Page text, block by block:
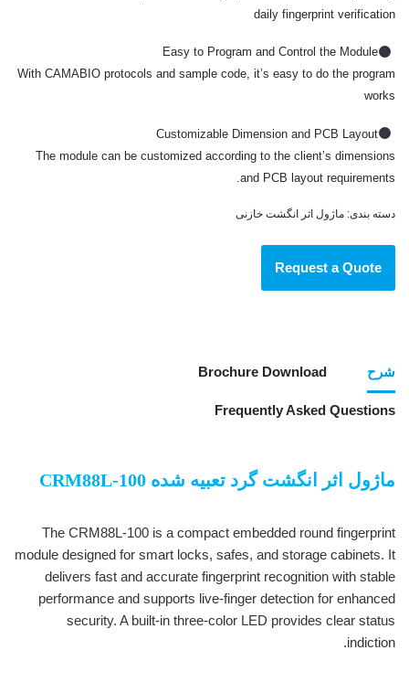
daily fingerprint verification
Easy to Program and Control the Module
With CAMABIO protocols and sample code, it’s easy to do the program
works
Customizable Dimension and PCB Layout
The module can be customized according to the client’s dimensions
and PCB layout requirements.
دسته بندی: ماژول اثر انگشت خازنی
Request a Quote
شرح Brochure Download
Frequently Asked Questions
ماژول اثر انگشت گرد تعبیه شده CRM88L-100
The CRM88L-100 is a compact embedded round fingerprint
module designed for smart locks, safes, and storage cabinets. It
delivers fast and accurate fingerprint recognition with stable
performance and supports live-finger detection for enhanced
security. A built-in three-color LED provides clear status
indiction.